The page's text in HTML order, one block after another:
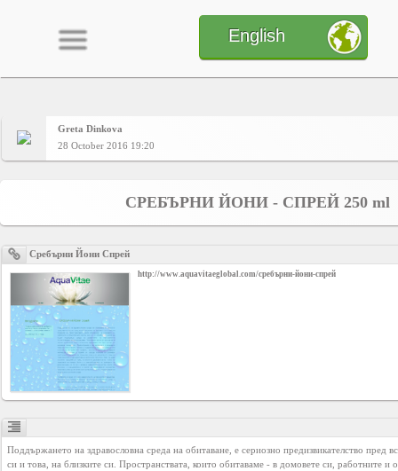
Home
Charts
Yepses
Members
interest
English
Greta Dinkova
28 October 2016 19:20
СРЕБЪРНИ ЙОНИ - СПРЕЙ 250 ml
Сребърни Йони Спрей
http://www.aquavitaeglobal.com/сребърни-йони-спрей
Поддържането на здравословна среда на обитаване, е сериозно предизвикателство пред
си и това, на близките си. Пространствата, които обитаваме - в домовете си, работните и